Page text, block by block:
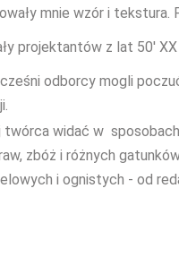
mnie wzór i
projektantów z lat 50'
odborcy mogli
widać w sposobach
zbóż i różnych
i ognistych - od